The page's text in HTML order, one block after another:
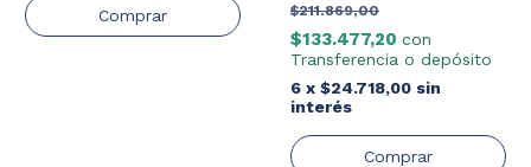
$211.869,00
$133.477,20 con
Transferencia o depósito
6 x $24.718,00 sin
interés